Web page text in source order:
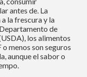
antes de. La
la frescura y la
de
los alimentos
o menos son seguros
aunque el sabor o